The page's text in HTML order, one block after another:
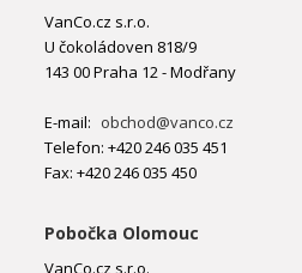
VanCo.cz s.r.o.
U čokoládoven 818/9
143 00 Praha 12 - Modřany
E-mail: obchod@vanco.cz
Telefon: +420 246 035 451
Fax: +420 246 035 450
Pobočka Olomouc